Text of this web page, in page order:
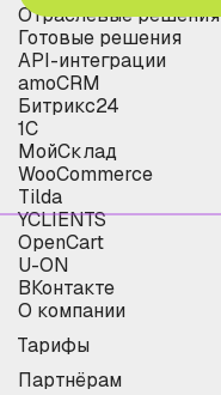
Отраслевые решения
Готовые решения
API-интеграции
amoCRM
Битрикс24
1С
МойСклад
WooCommerce
Tilda
YCLIENTS
OpenCart
U-ON
ВКонтакте
О компании
Тарифы
Партнёрам